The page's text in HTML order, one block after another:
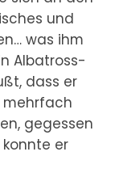
und
was ihm
Albatross-
dass er
mehrfach
gegessen
er